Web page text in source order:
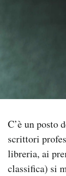
SHOP
AREA
C’è un posto
scrittori
libreria, ai
classifica) si